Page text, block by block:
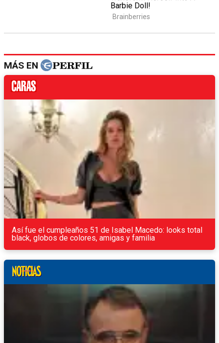
MÁS EN
Así fue el cumpleaños 51 de Isabel Macedo: looks total
black, globos de colores, amigas y familia